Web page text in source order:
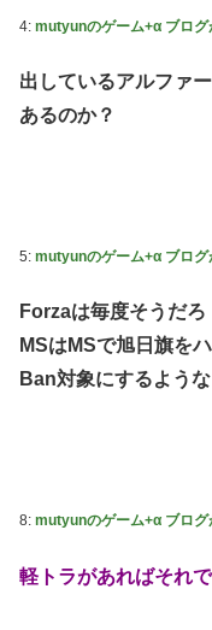
「創刻のファイアホ
【ガンダムＷ】あ
P「資料だから見と
ガキ「世界を救い
ラブライブ！の犬、
【ウマ娘】コミケ
ャップタマモクロ
ドラマー兼編曲家
4: mutyunのゲーム+α ブログ
出しているアルファ
あるのか？
5: mutyunのゲーム+α ブログ
Forzaは毎度そうだろ
MSはMSで旭日旗を
Ban対象にするよう
8: mutyunのゲーム+α ブログ
軽トラがあればそれ